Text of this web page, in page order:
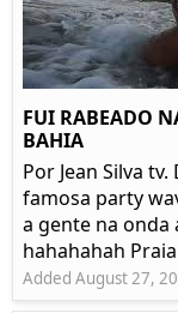
FUI RABEADO
BAHIA
Por Jean Silva
famosa party
a gente na onda
hahahahah
Added August 27,